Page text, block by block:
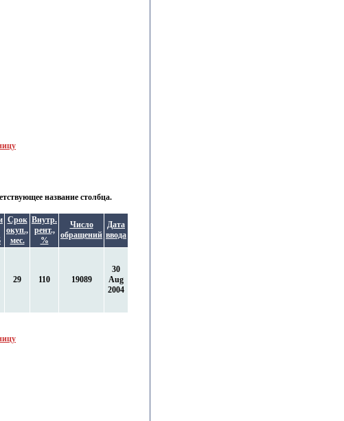
название столбца.
Срок
окуп.,
мес.
Внутр.
рент.,
%
Число
обращений
Дата
ввода
29 110 19089
30
Aug
2004